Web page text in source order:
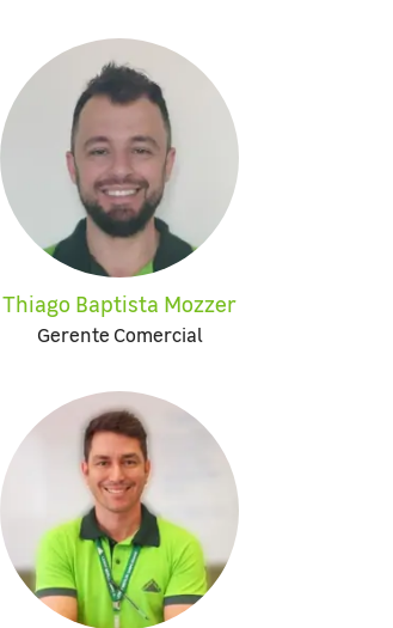
Thiago Baptista Mozzer
Gerente Comercial